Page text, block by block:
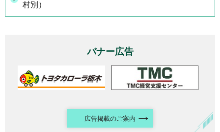
村別）
バナー広告
広告掲載のご案内